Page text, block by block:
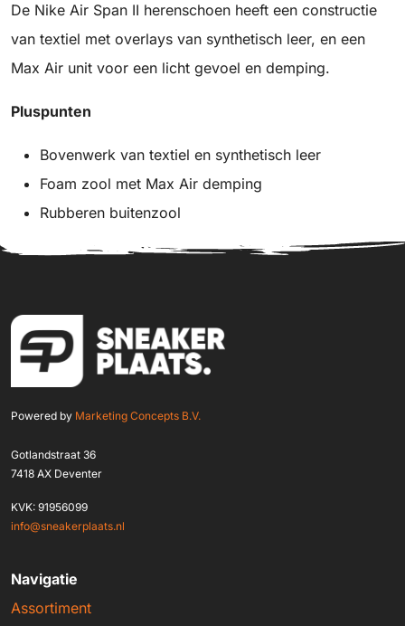
De Nike Air Span II herenschoen heeft een constructie
van textiel met overlays van synthetisch leer, en een
Max Air unit voor een licht gevoel en demping.
Pluspunten
Bovenwerk van textiel en synthetisch leer
Foam zool met Max Air demping
Rubberen buitenzool
Powered by Marketing Concepts B.V.
Gotlandstraat 36
7418 AX Deventer
KVK: 91956099
info@sneakerplaats.nl
Navigatie
Assortiment